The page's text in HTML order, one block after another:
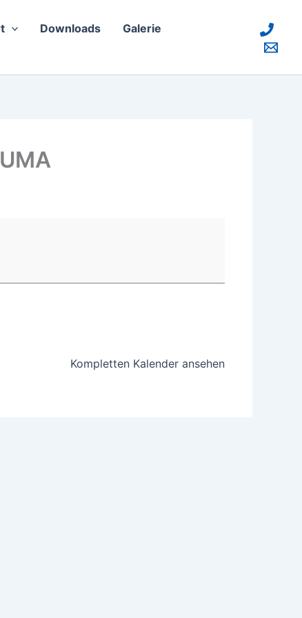
Downloads
Galerie
Kompletten Kalender ansehen